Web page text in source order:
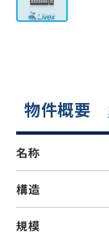
物件概要
名称
構造
規模